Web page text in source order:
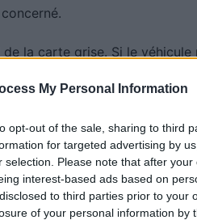
My Personal Information
opt-out of the sale, sharing to third
for targeted advertising by
selection. Please note that after
interest-based ads based on
to third parties prior to your
of your personal information by
la carte grise. Si le véhicule
sont celles des véhicules
à 68 euros. Au-delà de
N3, et la contravention est
pour les